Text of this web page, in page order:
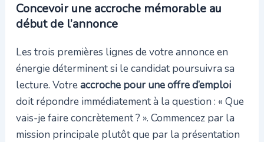
Concevoir une accroche mémorable au
début de l’annonce
Les trois premières lignes de votre annonce en
énergie déterminent si le candidat poursuivra sa
lecture. Votreaccroche pour une offre d’emploi
doit répondre immédiatement à la question : « Que
vais-je faire concrètement ? ». Commencez par la
mission principale plutôt que par la présentation